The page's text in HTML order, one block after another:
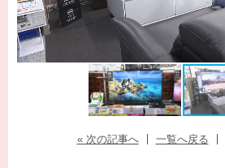
« 次の記事へ 一覧へ戻る